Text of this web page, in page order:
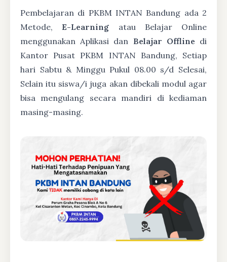
Pembelajaran di PKBM INTAN Bandung ada 2
Metode,E-Learning atau Belajar Online
menggunakan Aplikasi dan Belajar Offline di
Kantor Pusat PKBM INTAN Bandung, Setiap
hari Sabtu & Minggu Pukul 08.00 s/d Selesai,
Selain itu siswa/i juga akan dibekali modul agar
bisa mengulang secara mandiri di kediaman
masing-masing.